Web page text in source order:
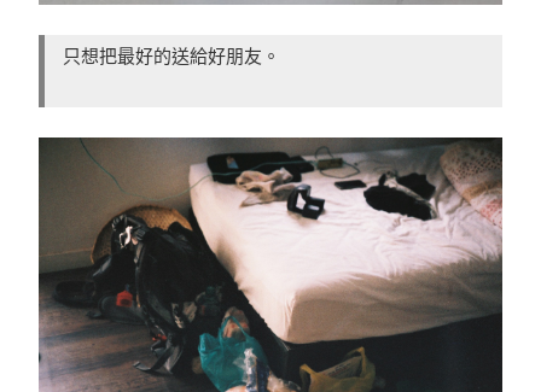
只想把最好的送給好朋友。